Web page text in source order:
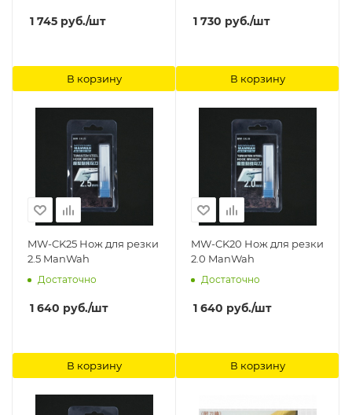
1 745 руб./шт
В корзину
1 730 руб./шт
В корзину
MW-CK25 Нож для резки
2.5 ManWah
Достаточно
1 640 руб./шт
В корзину
MW-CK20 Нож для резки
2.0 ManWah
Достаточно
1 640 руб./шт
В корзину